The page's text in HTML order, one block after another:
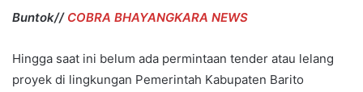
Buntok// COBRA BHAYANGKARA NEWS
Hingga saat ini belum ada permintaan tender atau lelang
proyek di lingkungan Pemerintah Kabupaten Barito